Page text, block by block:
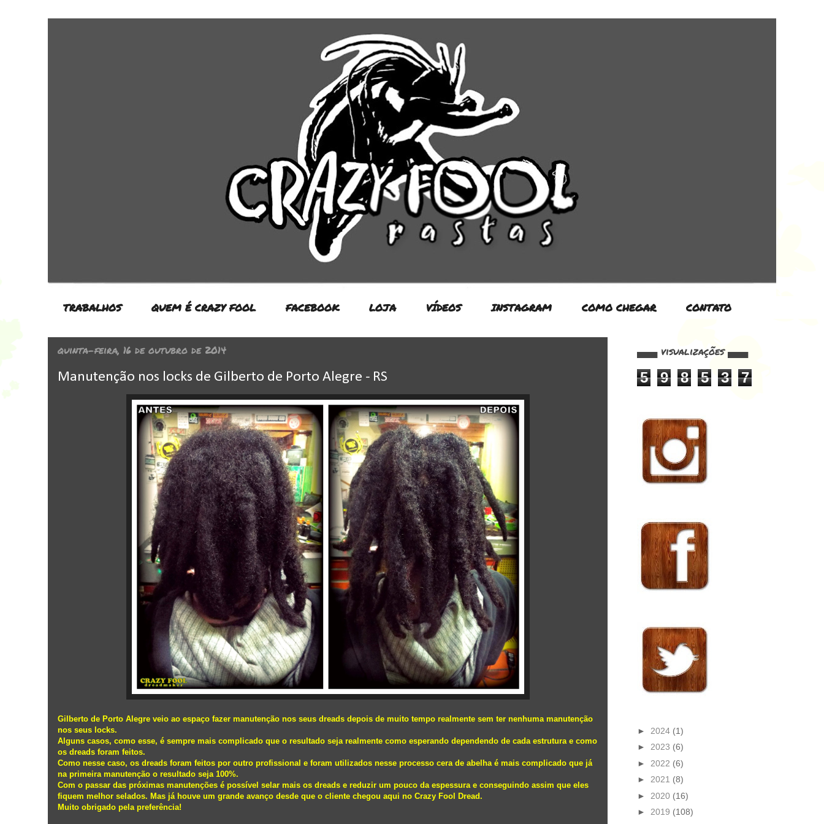
TRABALHOS QUEM É CRAZY FOOL FACEBOOK LOJA VÍDEOS INSTAGRAM COMO CHEGAR CONTATO
quinta-feira, 16 de outubro de 2014
Manutenção nos locks de Gilberto de Porto Alegre - RS
Gilberto de Porto Alegre veio ao espaço fazer manutenção nos seus dreads depois de muito tempo realmente sem ter nenhuma manutenção
nos seus locks.
Alguns casos, como esse, é sempre mais complicado que o resultado seja realmente como esperando dependendo de cada estrutura e como
os dreads foram feitos.
Como nesse caso, os dreads foram feitos por outro profissional e foram utilizados nesse processo cera de abelha é mais complicado que já
na primeira manutenção o resultado seja 100%.
Com o passar das próximas manutenções é possível selar mais os dreads e reduzir um pouco da espessura e conseguindo assim que eles
fiquem melhor selados. Mas já houve um grande avanço desde que o cliente chegou aqui no Crazy Fool Dread.
Muito obrigado pela preferência!
▄▄▄ visualizações ▄▄▄
5 9 8 5 3 7
► 2024 (1)
► 2023 (6)
► 2022 (6)
► 2021 (8)
► 2020 (16)
► 2019 (108)